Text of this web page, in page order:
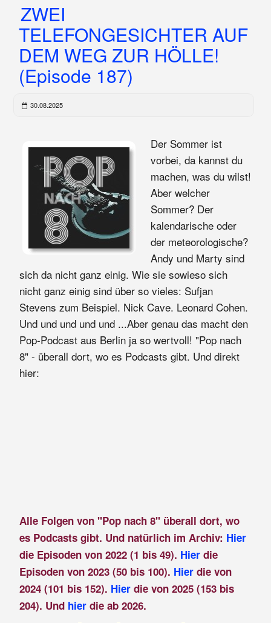
ZWEI
TELEFONGESICHTER AUF
DEM WEG ZUR HÖLLE!
(Episode 187)
30.08.2025
Der Sommer ist
vorbei, da kannst du
machen, was du wilst!
Aber welcher
Sommer? Der
kalendarische oder
der meteorologische?
Andy und Marty sind
sich da nicht ganz einig. Wie sie sowieso sich
nicht ganz einig sind über so vieles: Sufjan
Stevens zum Beispiel. Nick Cave. Leonard Cohen.
Und und und und und ...Aber genau das macht den
Pop-Podcast aus Berlin ja so wertvoll! "Pop nach
8" - überall dort, wo es Podcasts gibt. Und direkt
hier:
Alle Folgen von "Pop nach 8" überall dort, wo
es Podcasts gibt. Und natürlich im Archiv: Hier
die Episoden von 2022 (1 bis 49). Hierdie
Episoden von 2023 (50 bis 100). Hier die von
2024 (101 bis 152). Hier die von 2025 (153 bis
204). Und hier die ab 2026.